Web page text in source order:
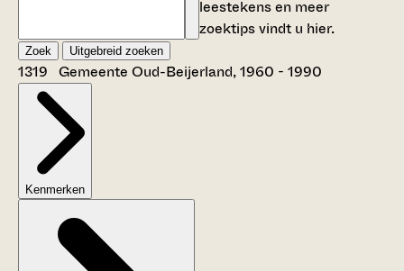
leestekens en meer
zoektips vindt u hier.
Zoek Uitgebreid zoeken
1319 Gemeente Oud-Beijerland, 1960 - 1990
Kenmerken